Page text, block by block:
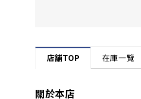
店舗TOP 在庫一覽
關於本店